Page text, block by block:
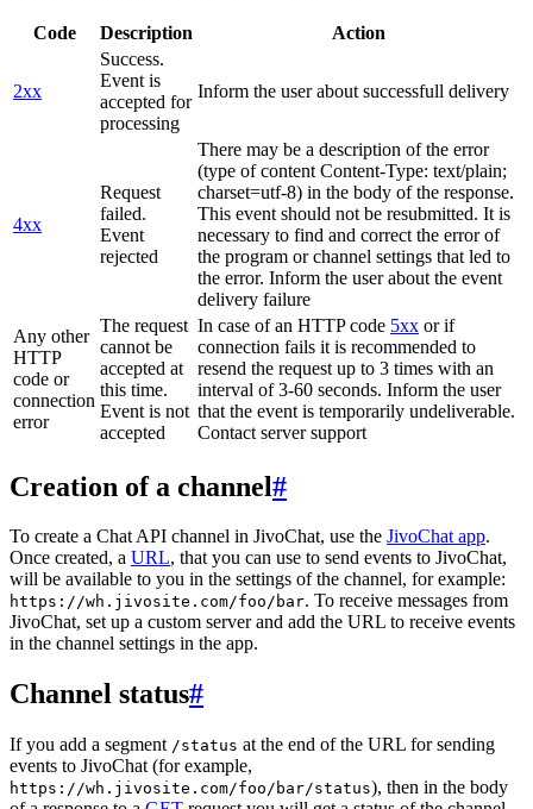
Code Description Action
2xx
Success.
Event is
accepted for
processing
Inform the user about successfull delivery
4xx
Request
failed.
Event
rejected
There may be a description of the error
(type of content Content-Type: text/plain;
charset=utf-8) in the body of the response.
This event should not be resubmitted. It is
necessary to find and correct the error of
the program or channel settings that led to
the error. Inform the user about the event
delivery failure
Any other
HTTP
code or
connection
error
The request
cannot be
accepted at
this time.
Event is not
accepted
In case of an HTTP code 5xx or if
connection fails it is recommended to
resend the request up to 3 times with an
interval of 3-60 seconds. Inform the user
that the event is temporarily undeliverable.
Contact server support
Creation of a channel#
To create a Chat API channel in JivoChat, use the JivoChat app.
Once created, a URL, that you can use to send events to JivoChat,
will be available to you in the settings of the channel, for example:
https://wh.jivosite.com/foo/bar. To receive messages from
JivoChat, set up a custom server and add the URL to receive events
in the channel settings in the app.
Channel status#
If you add a segment /status at the end of the URL for sending
events to JivoChat (for example,
https://wh.jivosite.com/foo/bar/status), then in the body